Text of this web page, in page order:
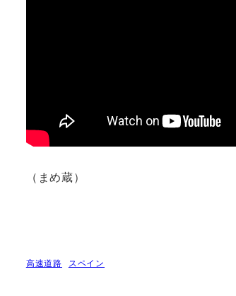
（まめ蔵）
高速道路 スペイン